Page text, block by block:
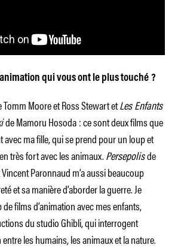
qui vous ont le plus touché ?
Tomm Moore et Ross Stewart etLes Enfants
de Mamoru Hosoda : ce sont deux films que
avec ma fille, qui se prend pour un loup et
très fort avec les animaux.Persepolisde
Paronnaud m’a aussi beaucoup
et sa manière d’aborder la guerre. Je
films d’animation avec mes enfants,
du studio Ghibli, qui interrogent
les humains, les animaux et la nature.